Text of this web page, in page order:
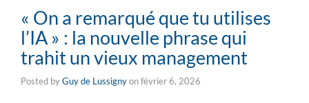
« On a remarqué que tu utilises
l’IA » : la nouvelle phrase qui
trahit un vieux management
Posted byGuy de Lussignyonfévrier 6, 2026